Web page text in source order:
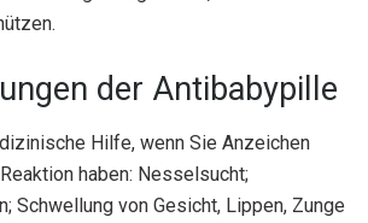
der Antibabypille
Hilfe, wenn Sie Anzeichen
haben: Nesselsucht;
Schwellung von Gesicht, Lippen, Zunge